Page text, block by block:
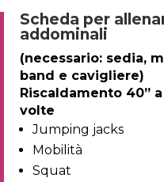
Scheda per
addominali
(necessario: sedia,
band e cavigliere)
Riscaldamento 40”
volte
Jumping jacks
Mobilità
Squat